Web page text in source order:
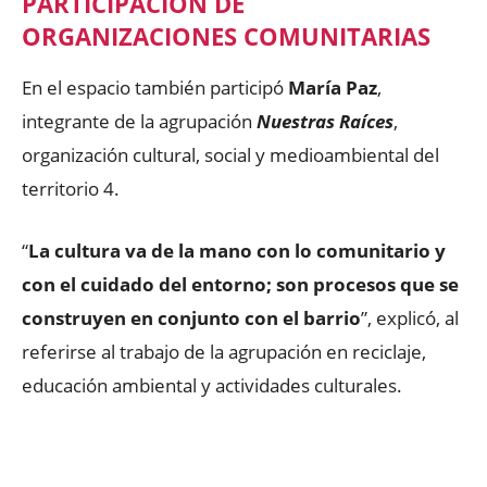
ORGANIZACIONES COMUNITARIAS
En el espacio también participó María Paz,
integrante de la agrupación Nuestras Raíces,
organización cultural, social y medioambiental del
territorio 4.
“La cultura va de la mano con lo comunitario y
con el cuidado del entorno; son procesos que se
construyen en conjunto con el barrio”, explicó, al
referirse al trabajo de la agrupación en reciclaje,
educación ambiental y actividades culturales.